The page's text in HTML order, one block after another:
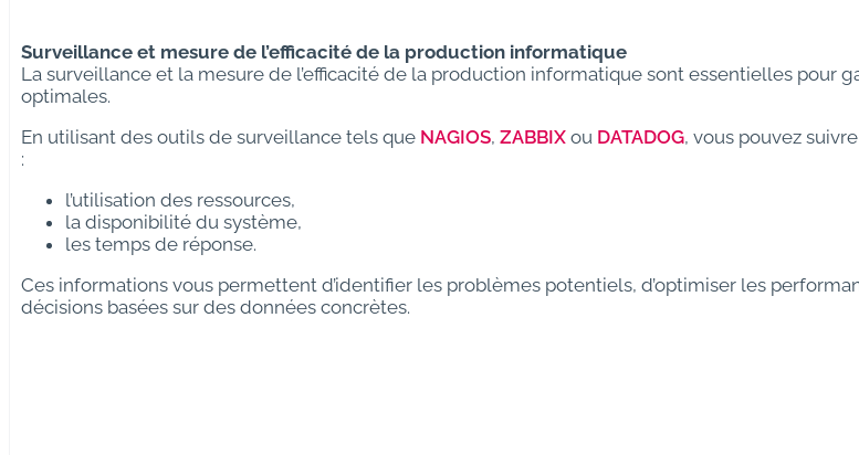
Surveillance et mesure de l’efficacité de la production informatique
La surveillance et la mesure de l’efficacité de la production informatique sont essentielles pour
optimales.
En utilisant des outils de surveillance tels que NAGIOS, ZABBIX ou DATADOG, vous pouvez
:
l’utilisation des ressources,
la disponibilité du système,
les temps de réponse.
Ces informations vous permettent d’identifier les problèmes potentiels, d’optimiser les
décisions basées sur des données concrètes.